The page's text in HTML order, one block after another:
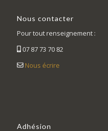
Nous contacter
Pour tout renseignement :
07 87 73 70 82
Nous écrire
Adhésion